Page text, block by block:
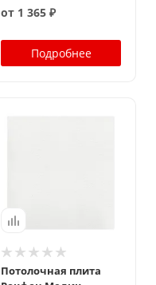
от 1 365 ₽
Подробнее
Потолочная плита